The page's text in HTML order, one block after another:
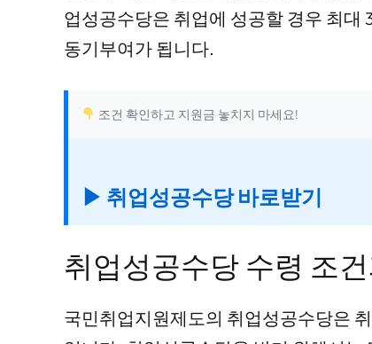
업성공수당은 취업에 성공할 경우 최
동기부여가 됩니다.
조건 확인하고 지원금 놓치지 마세요!
▶ 취업성공수당 바로받기
취업성공수당 수령 조
국민취업지원제도의 취업성공수당은